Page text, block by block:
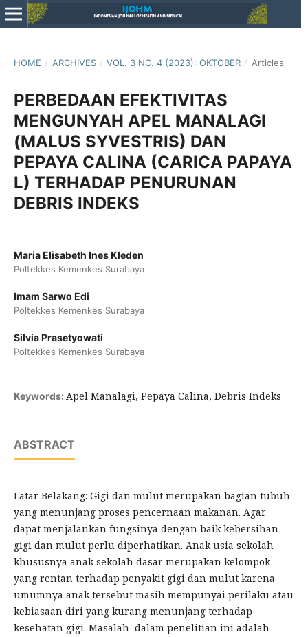
HOME / ARCHIVES / VOL. 3 NO. 4 (2023): OKTOBER / Articles
PERBEDAAN EFEKTIVITAS
MENGUNYAH APEL MANALAGI
(MALUS SYVESTRIS) DAN
PEPAYA CALINA (CARICA PAPAYA
L) TERHADAP PENURUNAN
DEBRIS INDEKS
Maria Elisabeth Ines Kleden
Poltekkes Kemenkes Surabaya
Imam Sarwo Edi
Poltekkes Kemenkes Surabaya
Silvia Prasetyowati
Poltekkes Kemenkes Surabaya
Keywords: Apel Manalagi, Pepaya Calina, Debris Indeks
ABSTRACT
Latar Belakang: Gigi dan mulut merupakan bagian tubuh
yang menunjang proses pencernaan makanan. Agar
dapat menjalankan fungsinya dengan baik kebersihan
gigi dan mulut perlu diperhatikan. Anak usia sekolah
khususnya anak sekolah dasar merupakan kelompok
yang rentan terhadap penyakit gigi dan mulut karena
umumnya anak tersebut masih mempunyai perilaku atau
kebiasaan diri yang kurang menunjang terhadap
kesehatan gigi. Masalah dalam penelitian ini adalah